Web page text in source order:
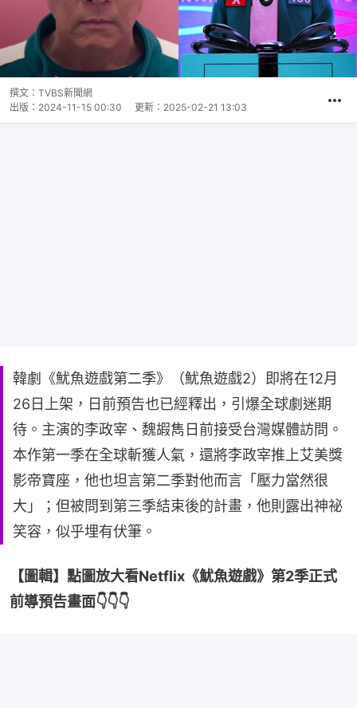
撰文： TVBS新聞網
出版： 2024-11-15 00:30 更新： 2025-02-21 13:03
韓劇《魷魚遊戲第二季》（魷魚遊戲2）即將在12月
26日上架，日前預告也已經釋出，引爆全球劇迷期
待。主演的李政宰、魏嘏雋日前接受台灣媒體訪問。
本作第一季在全球斬獲人氣，還將李政宰推上艾美獎
影帝寶座，他也坦言第二季對他而言「壓力當然很
大」；但被問到第三季結束後的計畫，他則露出神祕
笑容，似乎埋有伏筆。
【圖輯】點圖放大看Netflix《魷魚遊戲》第2季正式
前導預告畫面👇👇👇